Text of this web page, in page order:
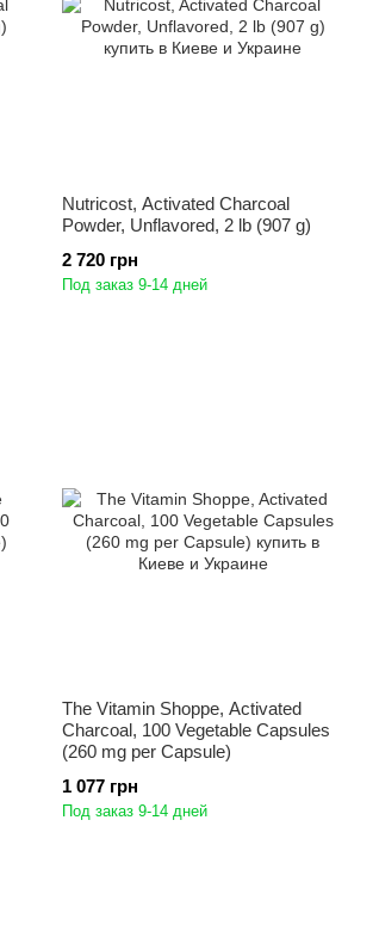
Nutricost, Activated Charcoal
Powder, Unflavored, 2 lb (907 g)
2 720 грн
Под заказ 9-14 дней
The Vitamin Shoppe, Activated
Charcoal, 100 Vegetable Capsules
(260 mg per Capsule)
1 077 грн
Под заказ 9-14 дней